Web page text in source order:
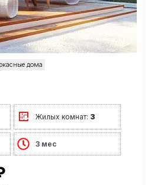
дома
Жилых комнат: 3
3 мес